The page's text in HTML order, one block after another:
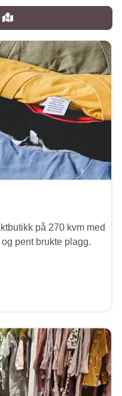
på 270 kvm med
pent brukte plagg.